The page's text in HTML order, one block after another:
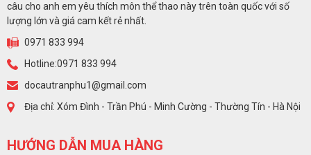
câu cho anh em yêu thích môn thể thao này trên toàn quốc với số
lượng lớn và giá cam kết rẻ nhất.
0971 833 994
Hotline:0971 833 994
docautranphu1@gmail.com
Địa chỉ: Xóm Đình - Trần Phú - Minh Cường - Thường Tín - Hà Nội
HƯỚNG DẪN MUA HÀNG